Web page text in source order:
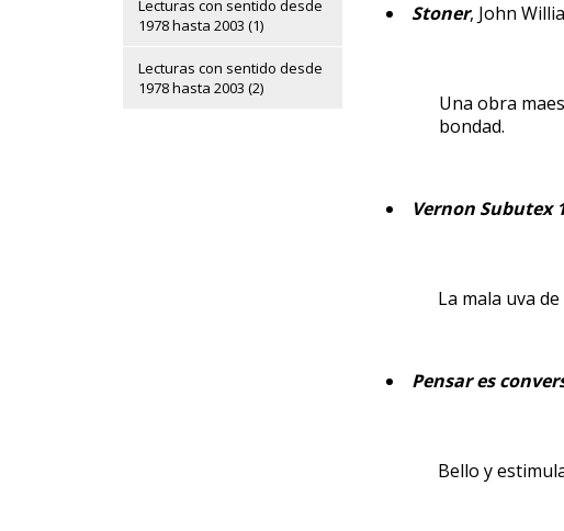
Lecturas con sentido desde
1978 hasta 2003 (1)
Lecturas con sentido desde
1978 hasta 2003 (2)
Stoner, John
Una obra
bondad.
Vernon Subutex
La mala uva
Pensar es
Bello y